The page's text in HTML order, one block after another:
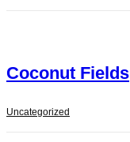
Coconut Fields
Uncategorized